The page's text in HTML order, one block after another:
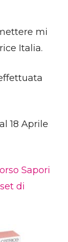
mi
Italia.
18 Aprile
Sapori
di